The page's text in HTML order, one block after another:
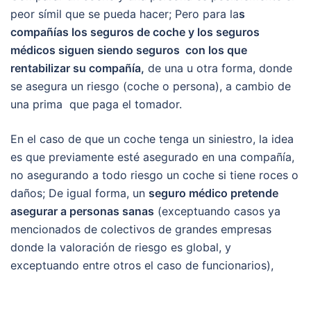
peor símil que se pueda hacer; Pero para las
compañías los seguros de coche y los seguros
médicos siguen siendo seguros con los que
rentabilizar su compañía, de una u otra forma, donde
se asegura un riesgo (coche o persona), a cambio de
una prima que paga el tomador.
En el caso de que un coche tenga un siniestro, la idea
es que previamente esté asegurado en una compañía,
no asegurando a todo riesgo un coche si tiene roces o
daños; De igual forma, un seguro médico pretende
asegurar a personas sanas (exceptuando casos ya
mencionados de colectivos de grandes empresas
donde la valoración de riesgo es global, y
exceptuando entre otros el caso de funcionarios),